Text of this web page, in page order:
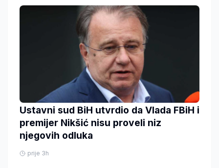
Ustavni sud BiH utvrdio da Vlada FBiH i
premijer Nikšić nisu proveli niz
njegovih odluka
prije 3h